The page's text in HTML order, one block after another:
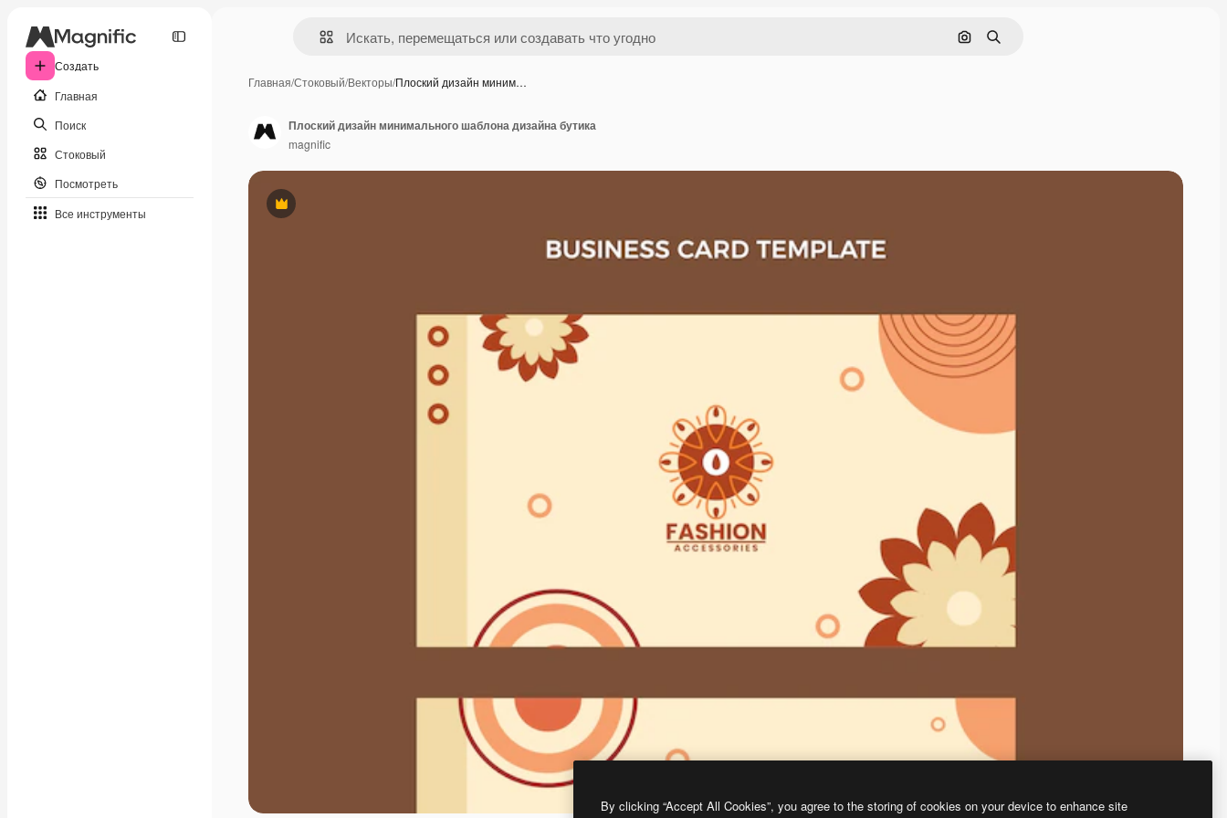
Создать
Главная
Поиск
Стоковый
Посмотреть
Все инструменты
Поиск по изображению
Поиск
Главная/Стоковый/Векторы/Плоский дизайн миним…
Премиум
Плоский дизайн минимального шаблона дизайна бутика
magnific
By clicking “Accept All Cookies”, you agree to the storing of cookies on your device to enhance site